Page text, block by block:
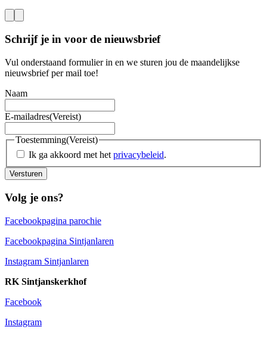
Schrijf je in voor de nieuwsbrief
Vul onderstaand formulier in en we sturen jou de maandelijkse
nieuwsbrief per mail toe!
Naam
E-mailadres(Vereist)
Toestemming(Vereist)
Ik ga akkoord met het privacybeleid.
Versturen
Volg je ons?
Facebookpagina parochie
Facebookpagina Sintjanlaren
Instagram Sintjanlaren
RK Sintjanskerkhof
Facebook
Instagram